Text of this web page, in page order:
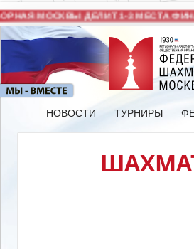
МОСКВЫ ДЕЛИТ 1-3 МЕСТА
НОВОСТИ ТУРНИРЫ